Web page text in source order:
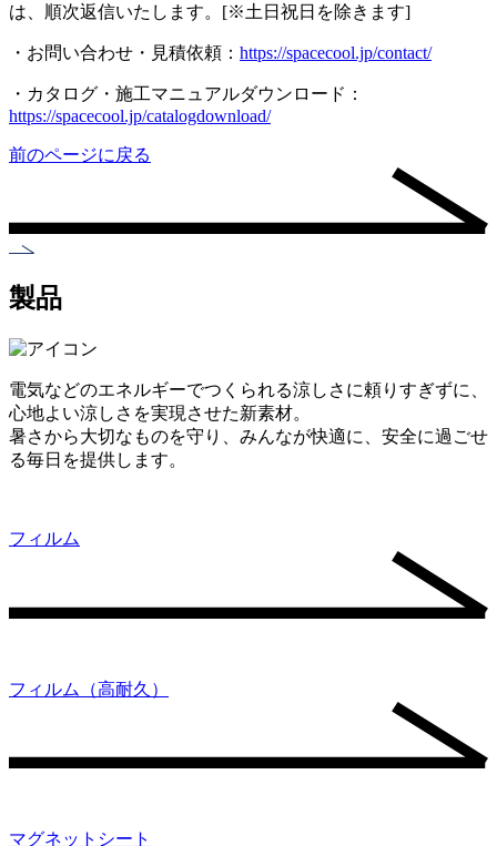
は、順次返信いたします。[※土日祝日を除きます]
・お問い合わせ・見積依頼： https://spacecool.jp/contact/
・カタログ・施工マニュアルダウンロード：
https://spacecool.jp/catalogdownload/
前のページに戻る
製品
電気などのエネルギーでつくられる涼しさに頼りすぎずに、
心地よい涼しさを実現させた新素材。
暑さから大切なものを守り、みんなが快適に、安全に過ごせ
る毎日を提供します。
フィルム
フィルム（高耐久）
マグネットシート